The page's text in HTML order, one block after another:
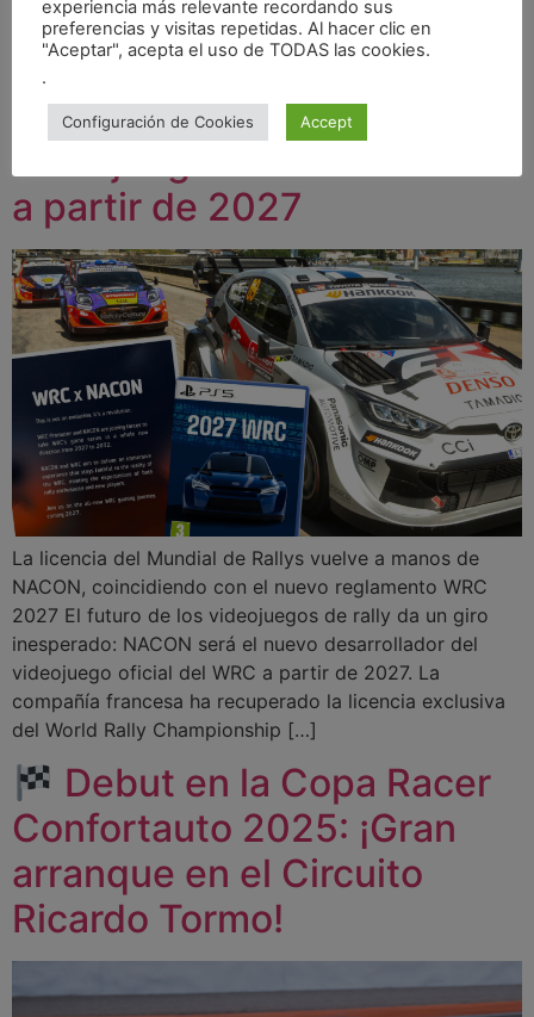
aunque con […]
OFICIAL: NACON
desarrollará el nuevo
videojuego oficial del WRC
a partir de 2027
La licencia del Mundial de Rallys vuelve a manos de
NACON, coincidiendo con el nuevo reglamento WRC
2027 El futuro de los videojuegos de rally da un giro
inesperado: NACON será el nuevo desarrollador del
videojuego oficial del WRC a partir de 2027. La
compañía francesa ha recuperado la licencia exclusiva
del World Rally Championship […]
Debut en la Copa Racer
Confortauto 2025: ¡Gran
arranque en el Circuito
Ricardo Tormo!
experiencia más relevante recordando sus
preferencias y visitas repetidas. Al hacer clic en
"Aceptar", acepta el uso de TODAS las cookies.
.
Configuración de Cookies Accept